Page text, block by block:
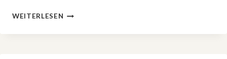
WEITERLESEN TOM
IN